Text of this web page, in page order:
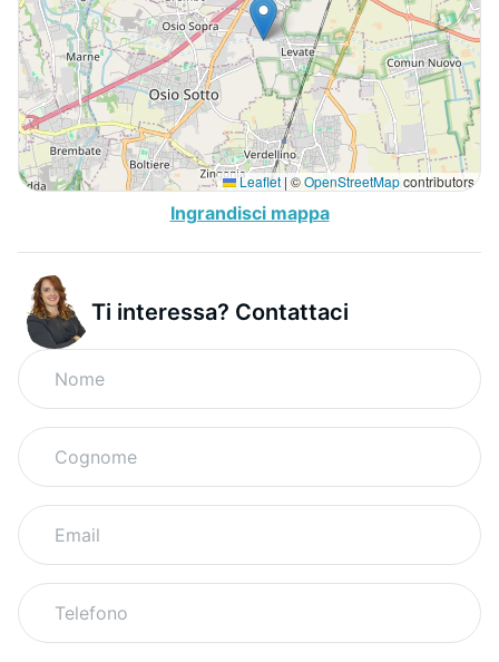
Leaflet | ©OpenStreetMapcontributors
Ingrandisci mappa
Ti interessa? Contattaci